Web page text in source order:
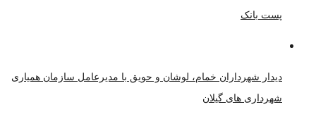
پست بانک
دیدار شهرداران خمام، لوشان و حویق با مدیرعامل سازمان همیاری
شهرداری های گیلان